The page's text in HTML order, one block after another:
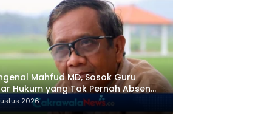
Mahfud MD, Sosok Guru
Hukum yang Tak Pernah Absen
Isu Bangsa
2026